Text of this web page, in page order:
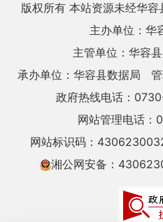
版权所有 本站资源未经华
主办单位：华
主管单位：华容
承办单位：华容县数据局
政府热线电话：
网站管理电话
网站标识码：
湘公网安备：